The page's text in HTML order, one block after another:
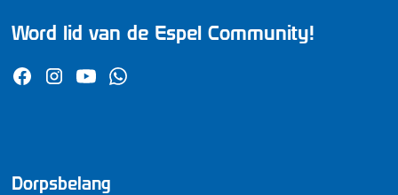
Word lid van de Espel Community!
Dorpsbelang